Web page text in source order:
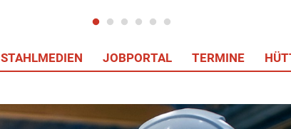
STAHLMEDIEN JOBPORTAL TERMINE